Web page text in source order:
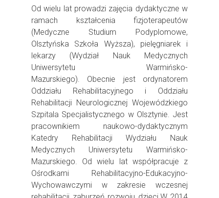
Od wielu lat prowadzi zajęcia dydaktyczne w
ramach kształcenia fizjoterapeutów
(Medyczne Studium Podyplomowe,
Olsztyńska Szkoła Wyższa), pielęgniarek i
lekarzy (Wydział Nauk Medycznych
Uniwersytetu Warmińsko-
Mazurskiego). Obecnie jest ordynatorem
Oddziału Rehabilitacyjnego i Oddziału
Rehabilitacji Neurologicznej Wojewódzkiego
Szpitala Specjalistycznego w Olsztynie. Jest
pracownikiem naukowo-dydaktycznym
Katedry Rehabilitacji Wydziału Nauk
Medycznych Uniwersytetu Warmińsko-
Mazurskiego. Od wielu lat współpracuje z
Ośrodkami Rehabilitacyjno-Edukacyjno-
Wychowawczymi w zakresie wczesnej